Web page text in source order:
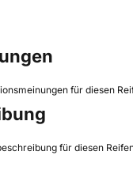
für diesen
für diesen